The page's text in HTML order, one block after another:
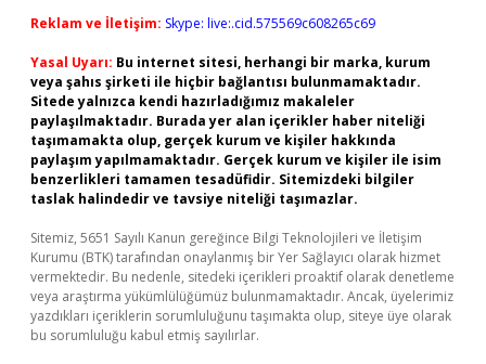
Reklam ve İletişim: Skype: live:.cid.575569c608265c69
Yasal Uyarı: Bu internet sitesi, herhangi bir marka, kurum
veya şahıs şirketi ile hiçbir bağlantısı bulunmamaktadır.
Sitede yalnızca kendi hazırladığımız makaleler
paylaşılmaktadır. Burada yer alan içerikler haber niteliği
taşımamakta olup, gerçek kurum ve kişiler hakkında
paylaşım yapılmamaktadır. Gerçek kurum ve kişiler ile isim
benzerlikleri tamamen tesadüfidir. Sitemizdeki bilgiler
taslak halindedir ve tavsiye niteliği taşımazlar.
Sitemiz, 5651 Sayılı Kanun gereğince Bilgi Teknolojileri ve İletişim
Kurumu (BTK) tarafından onaylanmış bir Yer Sağlayıcı olarak hizmet
vermektedir. Bu nedenle, sitedeki içerikleri proaktif olarak denetleme
veya araştırma yükümlülüğümüz bulunmamaktadır. Ancak, üyelerimiz
yazdıkları içeriklerin sorumluluğunu taşımakta olup, siteye üye olarak
bu sorumluluğu kabul etmiş sayılırlar.